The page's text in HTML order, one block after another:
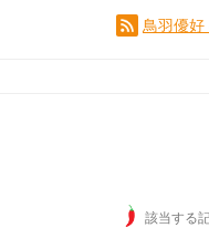
鳥羽優
該当する